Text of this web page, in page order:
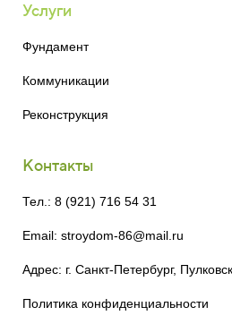
Услуги
Фундамент
Коммуникации
Реконструкция
Контакты
Тел.: 8 (921) 716 54 31
Email: stroydom-86@mail.ru
Адрес: г. Санкт-Петербург,
Политика конфиденциальности